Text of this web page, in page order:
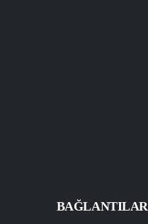
BAĞLANTILAR